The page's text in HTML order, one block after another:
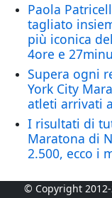
Paola
tagliato
più iconica
4ore e
Supera ogni
York City
atleti arrivati
I risultati di
Maratona di
2.500, ecco i
© Copyright